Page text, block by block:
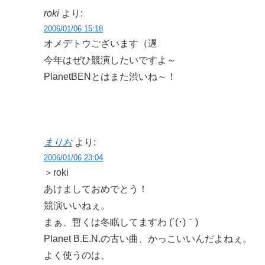
roki より:
2006/01/06 15:18
オメデトウございます（遅
今年はぜひ競演したいですよ～
PlanetBENとはまた渋いね～！
まりお より:
2006/01/06 23:04
＞roki
あけましておめでとう！
競演いいねぇ。
まぁ、暫くは冬眠してますわ (´(･)｀)
Planet B.E.N.の古い曲、かっこいいんだよねぇ。
よく使うのは、